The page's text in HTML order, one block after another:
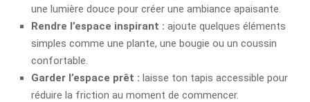
une lumière douce pour créer une ambiance apaisante.
Rendre l’espace inspirant : ajoute quelques éléments
simples comme une plante, une bougie ou un coussin
confortable.
Garder l’espace prêt : laisse ton tapis accessible pour
réduire la friction au moment de commencer.